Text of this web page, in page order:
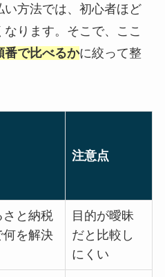
い方法では、初心者ほど
ります。そこで、ここ
番で比べるかに絞って整
注意点
さと納税
何を解決
目的が曖昧
だと比較し
にくい